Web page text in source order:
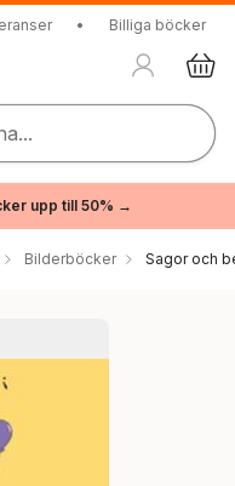
• Billiga böcker
upp till 50% →
Bilderböcker Sagor och